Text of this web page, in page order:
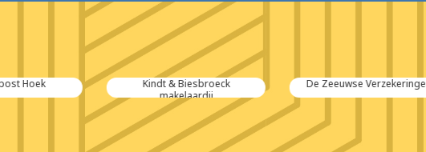
Hoek
Kindt & Biesbroeck
makelaardij
De Zeeuwse Verzekeringen